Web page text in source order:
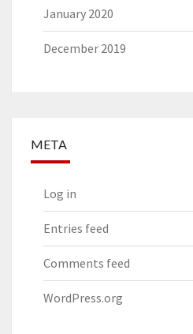
January 2020
December 2019
META
Log in
Entries feed
Comments feed
WordPress.org